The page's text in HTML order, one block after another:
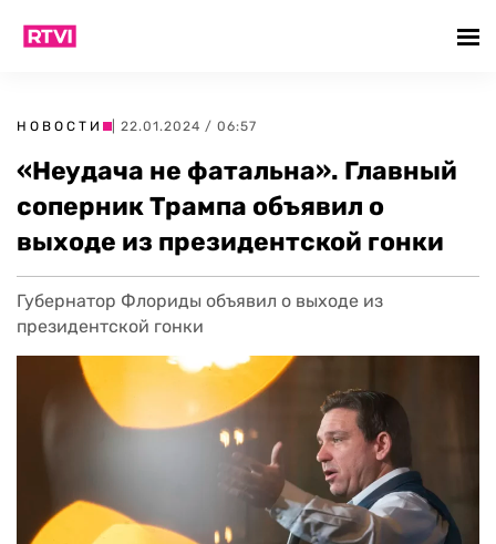
НОВОСТИ | 22.01.2024 / 06:57
«Неудача не фатальна». Главный
соперник Трампа объявил о
выходе из президентской гонки
Губернатор Флориды объявил о выходе из
президентской гонки